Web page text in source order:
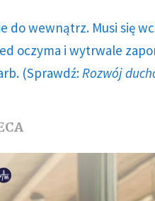
do wewnątrz. Musi się
oczyma i wytrwale
(Sprawdź:Rozwój